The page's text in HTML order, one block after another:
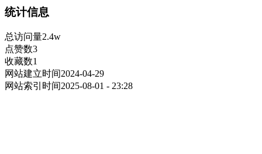
统计信息
总访问量2.4w
点赞数3
收藏数1
网站建立时间2024-04-29
网站索引时间2025-08-01 - 23:28